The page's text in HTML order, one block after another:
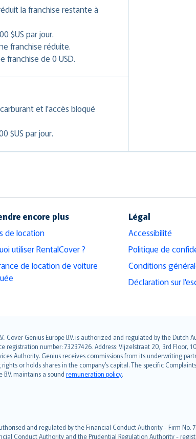
la franchise restante à
$US par jour.
franchise réduite.
franchise de 0 USD.
et l'accès bloqué
$US par jour.
encore plus
de location
utiliser RentalCover ?
de location de voiture
Légal
Accessibilité
Politique de
Conditions
Déclaration sur
Cover Genius Europe B.V. is authorized and regulated by the
number: 73237426. Address: Vijzelstraat 20, 3rd Floor,
Authority. Genius receives commissions from its underwriting
or holds shares in the company’s capital. The specific
maintains a sound remuneration policy.
and regulated by the Financial Conduct Authority - Firm No.
Conduct Authority and the Prudential Regulation Authority -